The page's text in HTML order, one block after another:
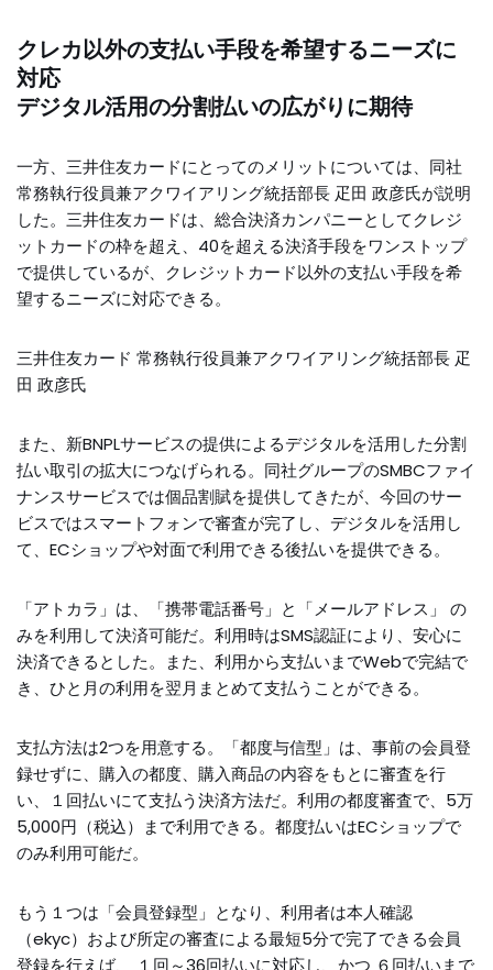
クレカ以外の支払い手段を希望するニーズに
対応
デジタル活用の分割払いの広がりに期待
一方、三井住友カードにとってのメリットについては、同社
常務執行役員兼アクワイアリング統括部長 疋田 政彦氏が説明
した。三井住友カードは、総合決済カンパニーとしてクレジ
ットカードの枠を超え、40を超える決済手段をワンストップ
で提供しているが、クレジットカード以外の支払い手段を希
望するニーズに対応できる。
三井住友カード 常務執行役員兼アクワイアリング統括部長 疋
田 政彦氏
また、新BNPLサービスの提供によるデジタルを活用した分割
払い取引の拡大につなげられる。同社グループのSMBCファイ
ナンスサービスでは個品割賦を提供してきたが、今回のサー
ビスではスマートフォンで審査が完了し、デジタルを活用し
て、ECショップや対面で利用できる後払いを提供できる。
「アトカラ」は、「携帯電話番号」と「メールアドレス」 の
みを利用して決済可能だ。利用時はSMS認証により、安心に
決済できるとした。また、利用から支払いまでWebで完結で
き、ひと月の利用を翌月まとめて支払うことができる。
支払方法は2つを用意する。「都度与信型」は、事前の会員登
録せずに、購入の都度、購入商品の内容をもとに審査を行
い、１回払いにて支払う決済方法だ。利用の都度審査で、5万
5,000円（税込）まで利用できる。都度払いはECショップで
のみ利用可能だ。
もう１つは「会員登録型」となり、利用者は本人確認
（ekyc）および所定の審査による最短5分で完了できる会員
登録を行えば、 １回～36回払いに対応し、かつ ６回払いまで